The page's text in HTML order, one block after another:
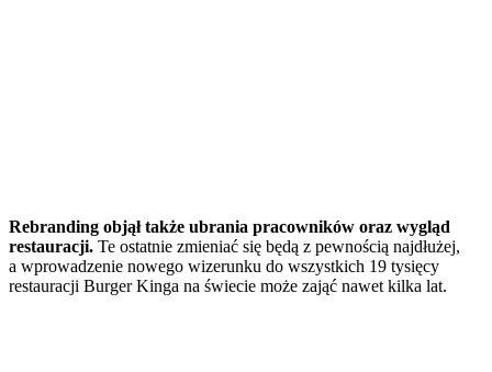
Rebranding objął także ubrania pracowników oraz wygląd
restauracji. Te ostatnie zmieniać się będą z pewnością najdłużej,
a wprowadzenie nowego wizerunku do wszystkich 19 tysięcy
restauracji Burger Kinga na świecie może zająć nawet kilka lat.